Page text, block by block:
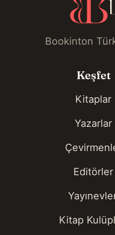
Bookinton
Keşfet
Kitaplar
Yazarlar
Editörler
Kitap